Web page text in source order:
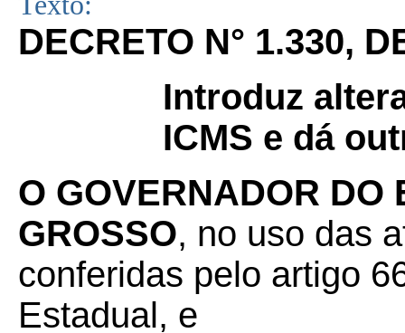
DECRETO N° 1.330,
Introduz
ICMS e dá
O GOVERNADOR DO
GROSSO, no uso das
conferidas pelo artigo
Estadual, e